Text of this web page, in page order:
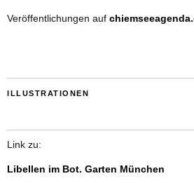
Veröffentlichungen auf
ILLUSTRATIONEN
Link zu:
Libellen im Bot. Garten München